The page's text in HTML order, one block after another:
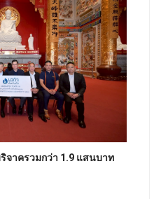
จาครวมกว่า 1.9 แสนบาท